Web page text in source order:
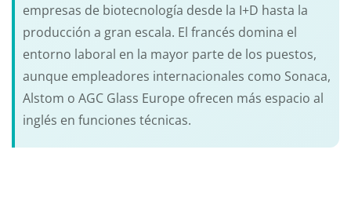
empresas de biotecnología desde la I+D hasta la
producción a gran escala. El francés domina el
entorno laboral en la mayor parte de los puestos,
aunque empleadores internacionales como Sonaca,
Alstom o AGC Glass Europe ofrecen más espacio al
inglés en funciones técnicas.